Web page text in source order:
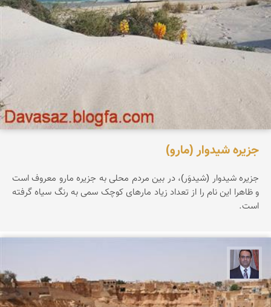
جزیره شیدوار (مارو)
جزیره شیدوار (شیدوَر)، در بین مردم محلی به جزیره مارو معروف است
و ظاهرا این نام را از تعداد زیاد مارهای کوچک سمی به رنگ سیاه گرفته
است.